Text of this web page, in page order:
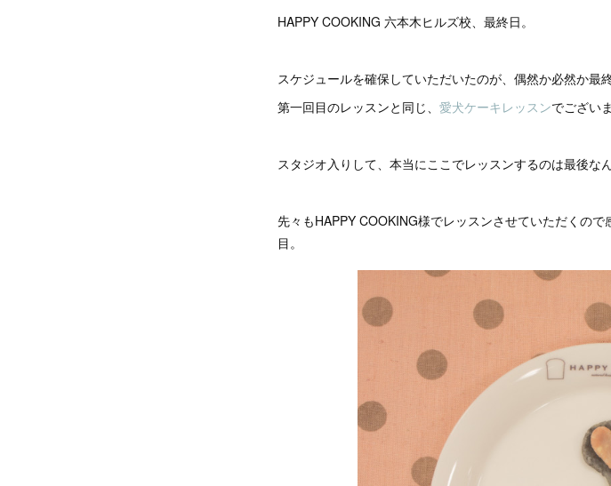
HAPPY COOKING 六本木ヒルズ校、最終日。
スケジュールを確保していただいたのが、偶然か必然か最終
第一回目のレッスンと同じ、 愛犬ケーキレッスンでござい
スタジオ入りして、本当にここでレッスンするのは最後な
先々もHAPPY COOKING様でレッスンさせていただくの
目。